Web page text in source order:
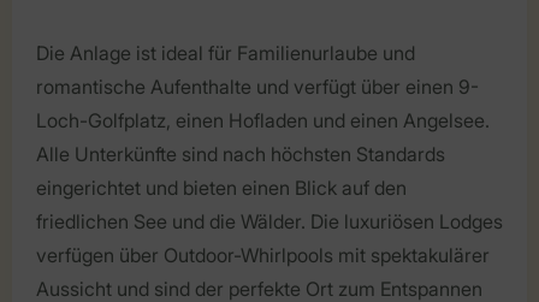
Die Anlage ist ideal für Familienurlaube und
romantische Aufenthalte und verfügt über einen 9-
Loch-Golfplatz, einen Hofladen und einen Angelsee.
Alle Unterkünfte sind nach höchsten Standards
eingerichtet und bieten einen Blick auf den
friedlichen See und die Wälder. Die luxuriösen Lodges
verfügen über Outdoor-Whirlpools mit spektakulärer
Aussicht und sind der perfekte Ort zum Entspannen